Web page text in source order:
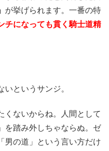
が挙げられます。一番の特
チになっても貫く騎士道精
というサンジ。
くないからね。人間として
を踏み外しちゃならぬ。ゼ
男の道」という言い方だけ